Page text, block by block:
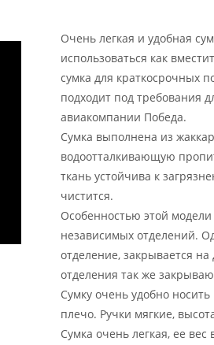
Очень легкая и удобная
использоваться как
сумка для краткосрочных
подходит под требования
авиакомпании Победа.
Сумка выполнена из
водоотталкивающую
ткань устойчива к
чистится.
Особенностью этой
независимых отделений.
отделение, закрывается
отделения так же
Сумку очень удобно
плечо. Ручки мягкие,
Сумка очень легкая, ее